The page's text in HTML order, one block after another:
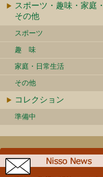
スポーツ・趣味・家庭・
その他
スポーツ
趣 味
家庭・日常生活
その他
コレクション
準備中